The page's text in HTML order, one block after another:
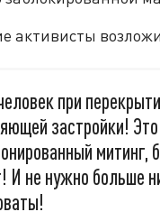
активисты
при
застройки!
митинг,
И не нужно больше